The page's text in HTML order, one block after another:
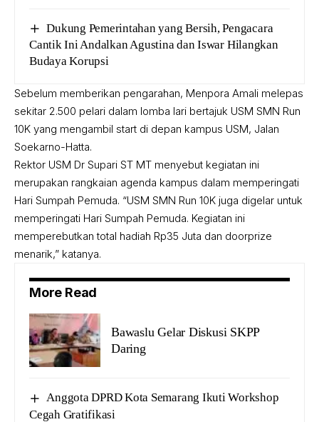
Dukung Pemerintahan yang Bersih, Pengacara
Cantik Ini Andalkan Agustina dan Iswar Hilangkan
Budaya Korupsi
Sebelum memberikan pengarahan, Menpora Amali melepas
sekitar 2.500 pelari dalam lomba lari bertajuk USM SMN Run
10K yang mengambil start di depan kampus USM, Jalan
Soekarno-Hatta.
Rektor USM Dr Supari ST MT menyebut kegiatan ini
merupakan rangkaian agenda kampus dalam memperingati
Hari Sumpah Pemuda. “USM SMN Run 10K juga digelar untuk
memperingati Hari Sumpah Pemuda. Kegiatan ini
memperebutkan total hadiah Rp35 Juta dan doorprize
menarik,” katanya.
More Read
Bawaslu Gelar Diskusi SKPP
Daring
Anggota DPRD Kota Semarang Ikuti Workshop
Cegah Gratifikasi